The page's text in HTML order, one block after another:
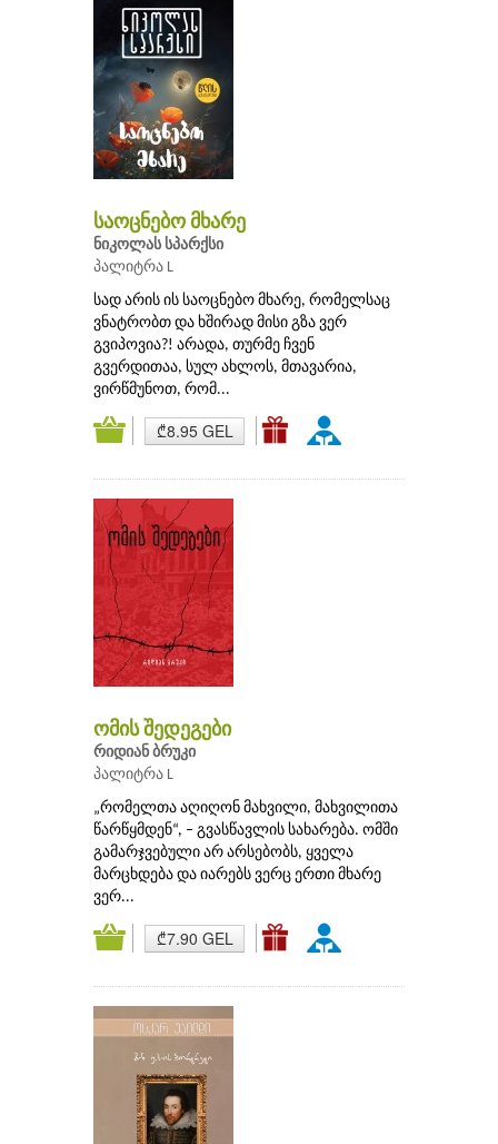
საოცნებო მხარე
ნიკოლას სპარქსი
პალიტრა L
სად არის ის საოცნებო მხარე, რომელსაც
ვნატრობთ და ხშირად მისი გზა ვერ
გვიპოვია?! არადა, თურმე ჩვენ
გვერდითაა, სულ ახლოს, მთავარია,
ვირწმუნოთ, რომ...
₾8.95 GEL
ომის შედეგები
რიდიან ბრუკი
პალიტრა L
„რომელთა აღიღონ მახვილი, მახვილითა
წარწყმდენ“, – გვასწავლის სახარება. ომში
გამარჯვებული არ არსებობს, ყველა
მარცხდება და იარებს ვერც ერთი მხარე
ვერ...
₾7.90 GEL